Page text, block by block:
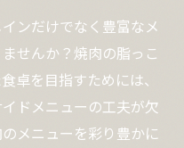
ンだけでなく豊富なメ
せんか？焼肉の脂っこ
卓を目指すためには、
ドメニューの工夫が欠
メニューを彩り豊かに